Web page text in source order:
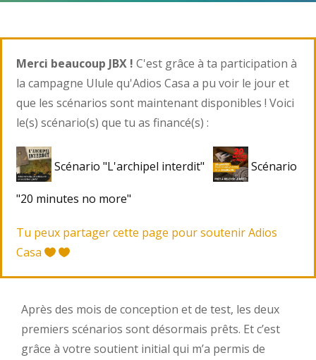
Merci beaucoup JBX ! C'est grâce à ta participation à
la campagne Ulule qu'Adios Casa a pu voir le jour et
que les scénarios sont maintenant disponibles ! Voici
le(s) scénario(s) que tu as financé(s) :
Scénario "L'archipel interdit" Scénario
"20 minutes no more"
Tu peux partager cette page pour soutenir Adios
Casa
Après des mois de conception et de test, les deux
premiers scénarios sont désormais prêts. Et c’est
grâce à votre soutient initial qui m’a permis de